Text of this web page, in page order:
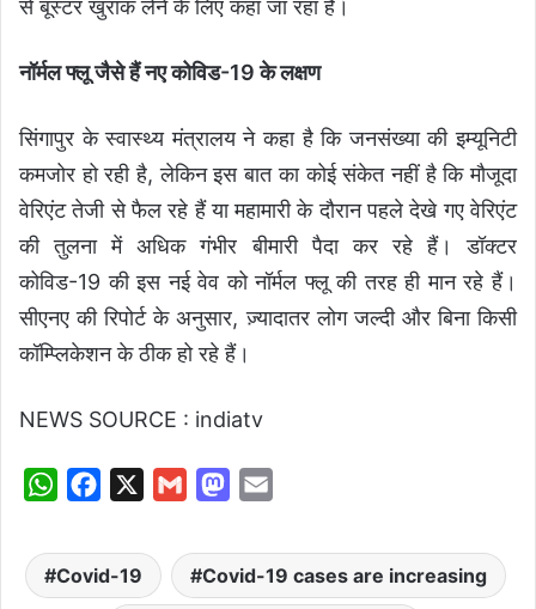
से बूस्टर खुराक लेने के लिए कहा जा रहा है।
नॉर्मल फ्लू जैसे हैं नए कोविड-19 के लक्षण
सिंगापुर के स्वास्थ्य मंत्रालय ने कहा है कि जनसंख्या की इम्यूनिटी
कमजोर हो रही है, लेकिन इस बात का कोई संकेत नहीं है कि मौजूदा
वेरिएंट तेजी से फैल रहे हैं या महामारी के दौरान पहले देखे गए वेरिएंट
की तुलना में अधिक गंभीर बीमारी पैदा कर रहे हैं। डॉक्टर
कोविड-19 की इस नई वेव को नॉर्मल फ्लू की तरह ही मान रहे हैं।
सीएनए की रिपोर्ट के अनुसार, ज़्यादातर लोग जल्दी और बिना किसी
कॉम्प्लिकेशन के ठीक हो रहे हैं।
NEWS SOURCE : indiatv
W
a
t
c
e
a
i
M
s
t
a
i
Covid-19 Covid-19 cases are increasing